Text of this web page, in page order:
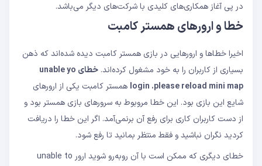
در پی آغاز همکاری‌های کلیدی با شرکت‌های دیگر می‌باشد.
خطا و ارورهای همستر کامبت
اخیرا خطاها و ارورهایی در بازی همستر کامبت دیده شده‌اند که ذهن
بسیاری از کاربران را به خود مشغول کرده‌اند.
خطای unable yo
login .please reload mini map همستر کامبت یکی از ارورهای
شایع این بازی بود. این خطا مروبوط به سرورهای بازی همستر بود و
از دست کاربران کاری برای رفع آن برنمی‌آمد. اگر این خطا را دریافت
کردید نگران نباشید و فقط منتظر بمانید تا رفع شود.
خطای دیگری که ممکن است با آن روبه‌رو شوید ارور unable to